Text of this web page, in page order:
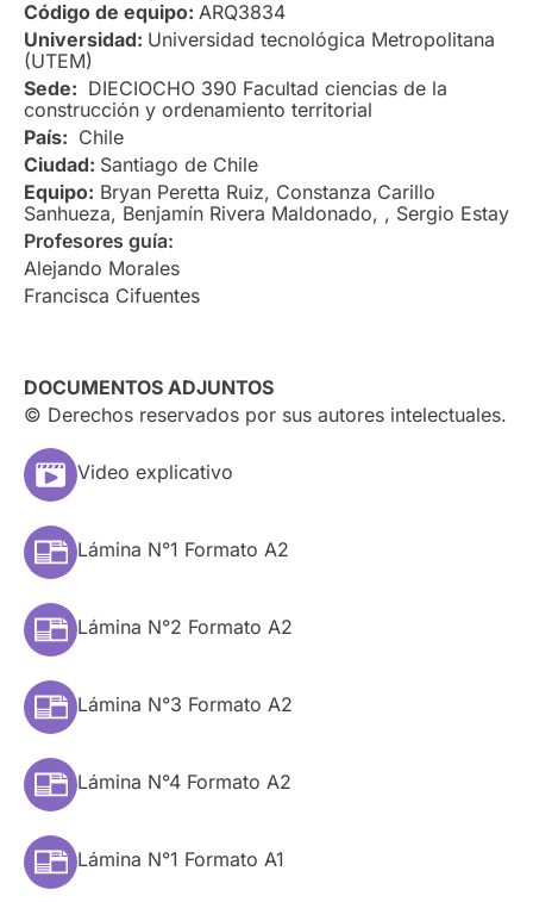
Código de equipo: ARQ3834
Universidad: Universidad tecnológica Metropolitana
(UTEM)
Sede: DIECIOCHO 390 Facultad ciencias de la
construcción y ordenamiento territorial
País: Chile
Ciudad: Santiago de Chile
Equipo: Bryan Peretta Ruiz, Constanza Carillo
Sanhueza, Benjamín Rivera Maldonado, , Sergio Estay
Profesores guía:
Alejando Morales
Francisca Cifuentes
DOCUMENTOS ADJUNTOS
© Derechos reservados por sus autores intelectuales.
Video explicativo
Lámina N°1 Formato A2
Lámina N°2 Formato A2
Lámina N°3 Formato A2
Lámina N°4 Formato A2
Lámina N°1 Formato A1